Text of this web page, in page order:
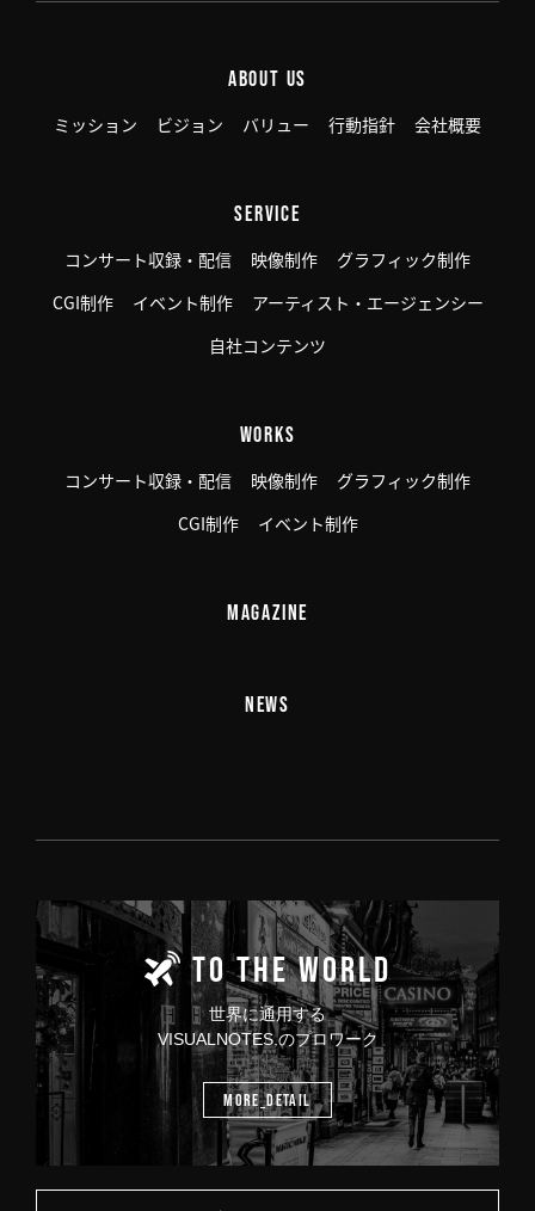
ABOUT US
ミッション ビジョン バリュー 行動指針 会社概要
SERVICE
コンサート収録・配信 映像制作
グラフィック制作
CGI制作
イベント制作
アーティスト・エージェンシー
自社コンテンツ
WORKS
コンサート収録・配信 映像制作
グラフィック制作
CGI制作
イベント制作
MAGAZINE
NEWS
TO THE WORLD
世界に通用する
VISUALNOTES.のプロワーク
MORE_DETAIL